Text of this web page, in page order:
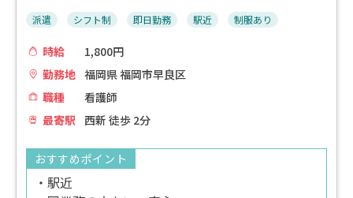
派遣 シフト制 即日勤務 駅近 制服あり
時給
1,800円
勤務地 福岡県 福岡市早良区
職種
看護師
最寄駅
西新 徒歩 2分
おすすめポイント
・駅近